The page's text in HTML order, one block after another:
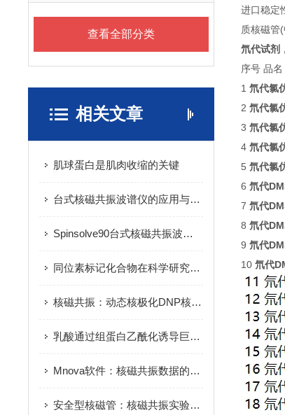
查看全部分类
相关文章
肌球蛋白是肌肉收缩的关键
台式核磁共振波谱仪的应用与工作原理
Spinsolve90台式核磁共振波谱仪
同位素标记化合物在科学研究中的应用
核磁共振：动态核极化DNP核磁共振应用-仪器百科
乳酸通过组蛋白乙酰化诱导巨噬细胞炎症反应的转录抑制
Mnova软件：核磁共振数据的智慧解析大师
安全型核磁管：核磁共振实验的安心保障管
进口稳定
质核磁管
氘代试剂
序号 品
1 氘代氯
2 氘代氯
3 氘代氯
4 氘代氯
5 氘代氯
6 氘代
7 氘代
8 氘代
9 氘代
10 氘代